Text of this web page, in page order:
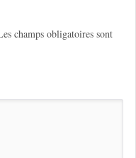
champs obligatoires sont